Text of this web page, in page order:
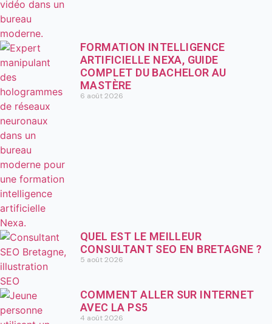
FORMATION INTELLIGENCE
ARTIFICIELLE NEXA, GUIDE
COMPLET DU BACHELOR AU
MASTÈRE
6 août 2026
QUEL EST LE MEILLEUR
CONSULTANT SEO EN BRETAGNE ?
5 août 2026
COMMENT ALLER SUR INTERNET
AVEC LA PS5
4 août 2026